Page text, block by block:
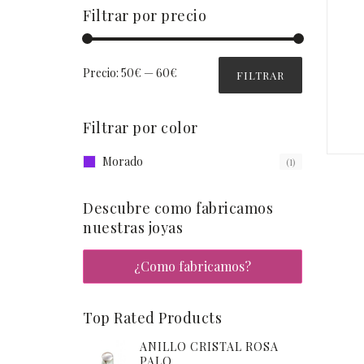
Filtrar por precio
FILTRAR
Precio: 50€ —60€
Filtrar por color
Morado (1)
Descubre como fabricamos
nuestras joyas
¿Como fabricamos?
Top Rated Products
ANILLO CRISTAL ROSA